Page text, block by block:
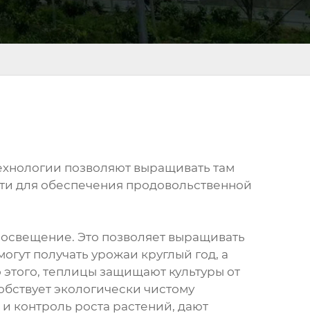
позволяют выращивать там
для обеспечения продовольственной
Это позволяет выращивать
получать урожаи круглый год, а
теплицы защищают культуры от
экологически чистому
контроль роста растений, дают